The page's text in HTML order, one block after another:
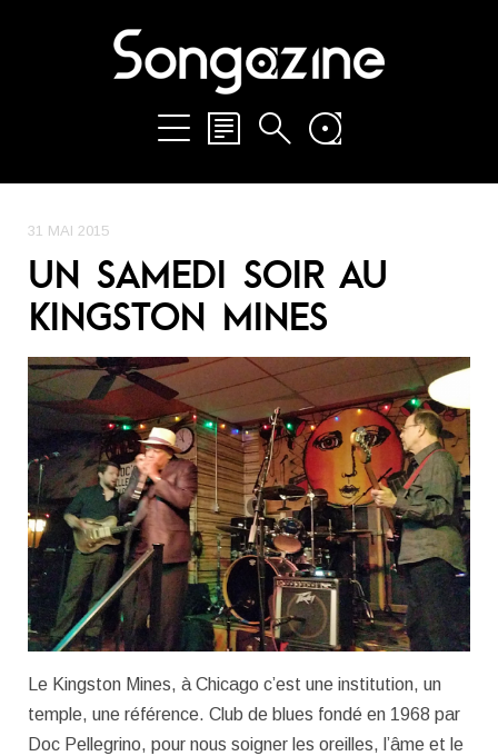
31 MAI 2015
UN SAMEDI SOIR AU
KINGSTON MINES
Le Kingston Mines, à Chicago c’est une institution, un
temple, une référence. Club de blues fondé en 1968 par
Doc Pellegrino, pour nous soigner les oreilles, l’âme et le